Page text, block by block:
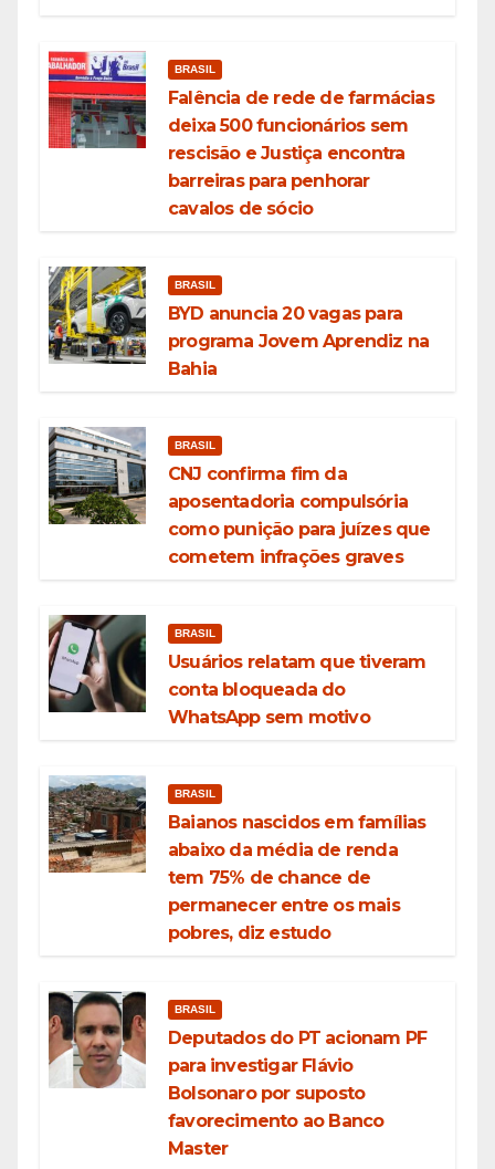
BRASIL
Falência de rede de farmácias
deixa 500 funcionários sem
rescisão e Justiça encontra
barreiras para penhorar
cavalos de sócio
BRASIL
BYD anuncia 20 vagas para
programa Jovem Aprendiz na
Bahia
BRASIL
CNJ confirma fim da
aposentadoria compulsória
como punição para juízes que
cometem infrações graves
BRASIL
Usuários relatam que tiveram
conta bloqueada do
WhatsApp sem motivo
BRASIL
Baianos nascidos em famílias
abaixo da média de renda
tem 75% de chance de
permanecer entre os mais
pobres, diz estudo
BRASIL
Deputados do PT acionam PF
para investigar Flávio
Bolsonaro por suposto
favorecimento ao Banco
Master